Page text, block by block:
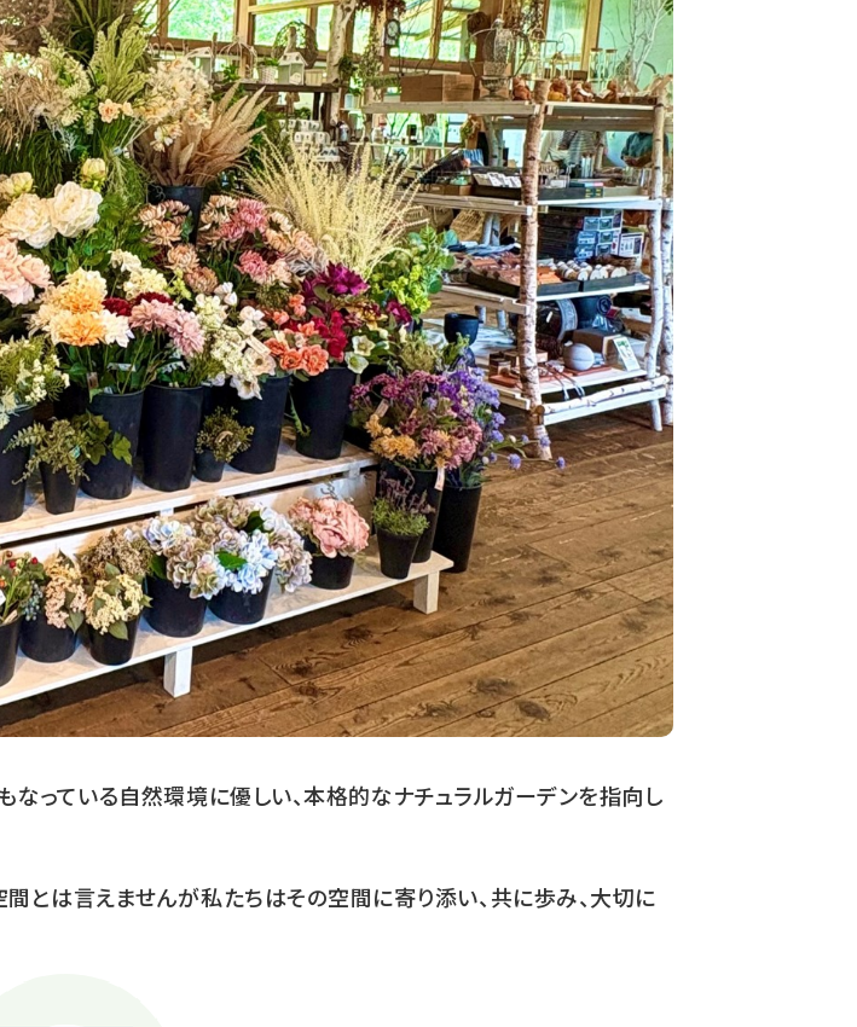
っている自然環境に優しい、本格的なナチュラルガーデンを指向し
とは言えませんが私たちはその空間に寄り添い、共に歩み、大切に